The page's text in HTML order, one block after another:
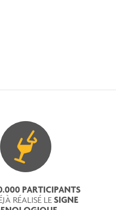
PARTICIPANTS
RÉALISÉ LE SIGNE